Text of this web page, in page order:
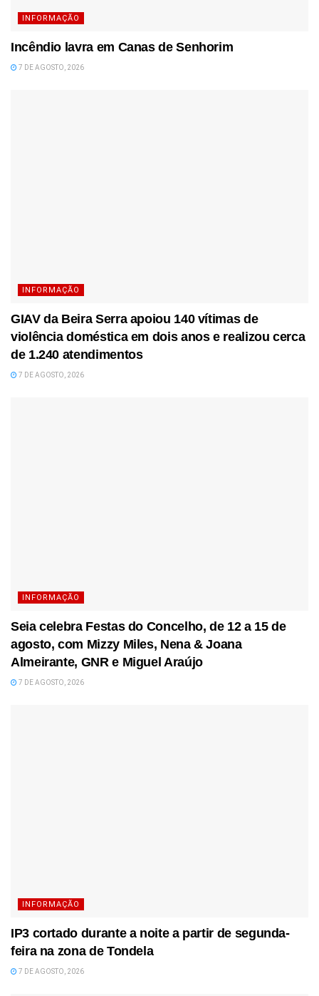
INFORMAÇÃO
Incêndio lavra em Canas de Senhorim
7 DE AGOSTO, 2026
INFORMAÇÃO
GIAV da Beira Serra apoiou 140 vítimas de
violência doméstica em dois anos e realizou cerca
de 1.240 atendimentos
7 DE AGOSTO, 2026
INFORMAÇÃO
Seia celebra Festas do Concelho, de 12 a 15 de
agosto, com Mizzy Miles, Nena & Joana
Almeirante, GNR e Miguel Araújo
7 DE AGOSTO, 2026
INFORMAÇÃO
IP3 cortado durante a noite a partir de segunda-
feira na zona de Tondela
7 DE AGOSTO, 2026